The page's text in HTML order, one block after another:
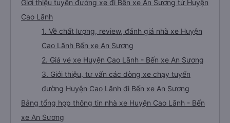
Giới thiệu tuyến đường xe đi Bến xe An Sương từ Huyện
Cao Lãnh
1. Về chất lượng, review, đánh giá nhà xe Huyện
Cao Lãnh Bến xe An Sương
2. Giá vé xe Huyện Cao Lãnh - Bến xe An Sương
3. Giới thiệu, tư vấn các dòng xe chạy tuyến
đường Huyện Cao Lãnh đi Bến xe An Sương
Bảng tổng hợp thông tin nhà xe Huyện Cao Lãnh - Bến
xe An Sương